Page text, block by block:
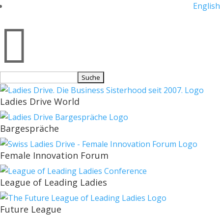
English

nach:
Ladies Drive World
Bargespräche
Female Innovation Forum
League of Leading Ladies
Future League